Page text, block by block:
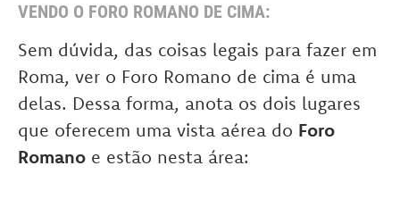
VENDO O FORO ROMANO DE CIMA:
Sem dúvida, das coisas legais para fazer em
Roma, ver o Foro Romano de cima é uma
delas. Dessa forma, anota os dois lugares
que oferecem uma vista aérea do Foro
Romano e estão nesta área: